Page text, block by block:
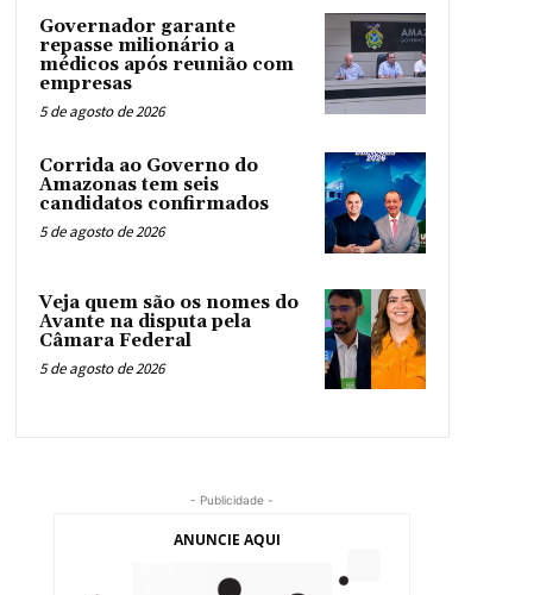
Governador garante
repasse milionário a
médicos após reunião com
empresas
5 de agosto de 2026
Corrida ao Governo do
Amazonas tem seis
candidatos confirmados
5 de agosto de 2026
Veja quem são os nomes do
Avante na disputa pela
Câmara Federal
5 de agosto de 2026
- Publicidade -